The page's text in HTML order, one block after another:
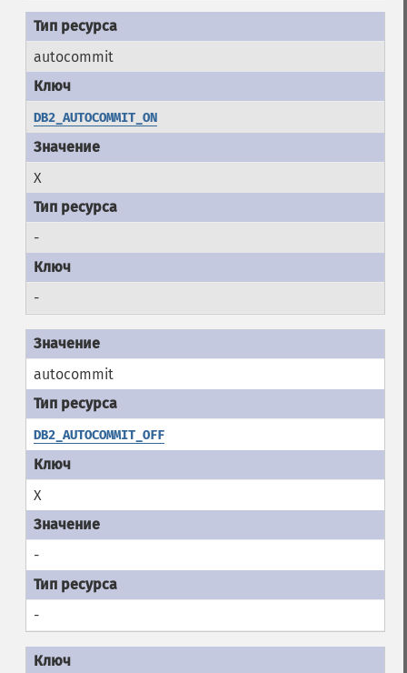
autocommit
DB2_AUTOCOMMIT_ON
X
-
-
autocommit
DB2_AUTOCOMMIT_OFF
X
-
-